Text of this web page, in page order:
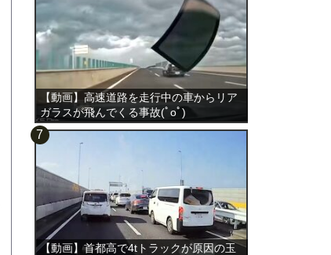
【動画】高速道路を走行中の車からリア
ガラスが飛んでくる事故(ﾟoﾟ)
【動画】首都高で4tトラックが原因の玉